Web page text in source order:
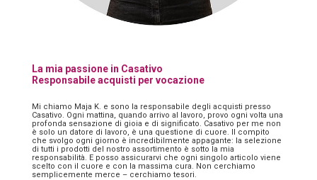
La mia passione in Casativo
Responsabile acquisti per vocazione
Mi chiamo Maja K. e sono la responsabile degli acquisti presso
Casativo. Ogni mattina, quando arrivo al lavoro, provo ogni volta una
profonda sensazione di gioia e di significato. Casativo per me non
è solo un datore di lavoro, è una questione di cuore. Il compito
che svolgo ogni giorno è incredibilmente appagante: la selezione
di tutti i prodotti del nostro assortimento è sotto la mia
responsabilità. E posso assicurarvi che ogni singolo articolo viene
scelto con il cuore e con la massima cura. Non cerchiamo
semplicemente merce – cerchiamo tesori.